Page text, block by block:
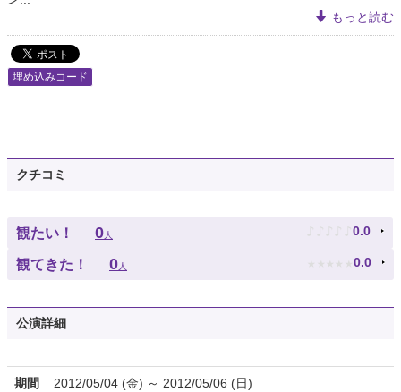
もっと読む
埋め込みコード
クチコミ
観たい！ 0人 ♪ ♪ ♪ ♪ ♪ 0.0
観てきた！ 0人 ★ ★ ★ ★ ★ 0.0
公演詳細
期間 2012/05/04 (金) ～ 2012/05/06 (日)